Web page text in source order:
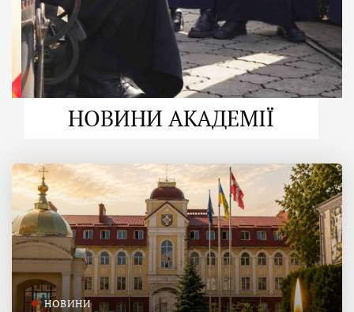
НОВИНИ АКАДЕМІЇ
НОВИНИ